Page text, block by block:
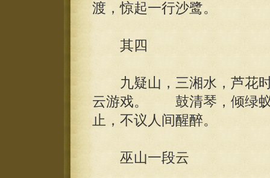
渡，惊起一行沙鹭。
其四
九疑山，三湘水，芦花时
云游戏。 鼓清琴，倾绿蚁
止，不议人间醒醉。
巫山一段云